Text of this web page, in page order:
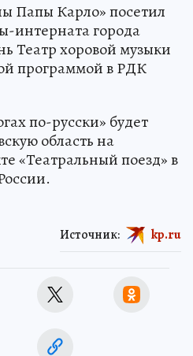
Папы Карло» посетил
интерната города
Театр хоровой музыки
программой в РДК
по-русски» будет
область на
«Театральный поезд» в
Источник: kp.ru